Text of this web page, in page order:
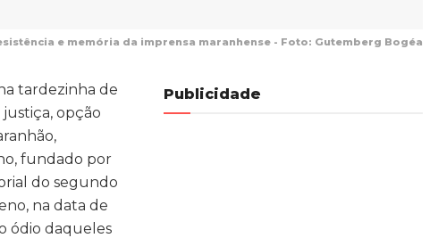
e memória da imprensa maranhense - Foto: Gutemberg Bogéa
tardezinha de
justiça, opção
fundado por
do segundo
na data de
ódio daqueles
Publicidade